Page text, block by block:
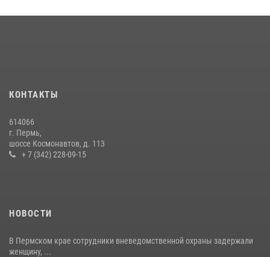
17 июля 2026, 10:34
30 июля 2026, 05:19
КОНТАКТЫ
614066
г. Пермь,
шоссе Космонавтов, д. 113
+ 7 (342) 228-09-15
НОВОСТИ
В Пермском крае сотрудники вневедомственной охраны задержали
женщину, ...